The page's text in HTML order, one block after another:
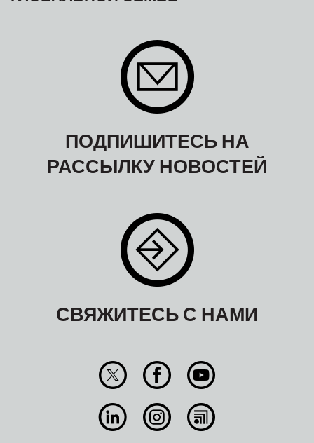
ПОДПИШИТЕСЬ НА
РАССЫЛКУ НОВОСТЕЙ
СВЯЖИТЕСЬ С НАМИ